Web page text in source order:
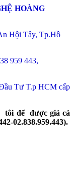
HOÀNG
Hội Tây, Tp.Hồ
959 443,
Tư T.p HCM cấp
tôi để được giá cả
02.838.959.443).